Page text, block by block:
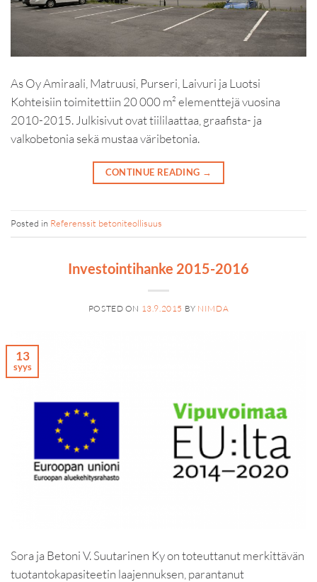
As Oy Amiraali, Matruusi, Purseri, Laivuri ja Luotsi
Kohteisiin toimitettiin 20 000 m² elementtejä vuosina
2010-2015. Julkisivut ovat tiililaattaa, graafista- ja
valkobetonia sekä mustaa väribetonia.
CONTINUE READING →
Posted in Referenssit betoniteollisuus
Investointihanke 2015-2016
POSTED ON 13.9.2015 BY NIMDA
13
syys
Sora ja Betoni V. Suutarinen Ky on toteuttanut merkittävän
tuotantokapasiteetin laajennuksen, parantanut